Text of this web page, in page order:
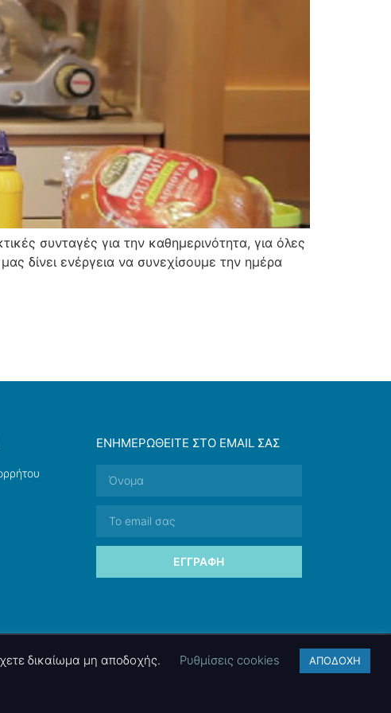
συνταγές για την καθημερινότητα, για όλες
δίνει ενέργεια να συνεχίσουμε την ημέρα
ΕΝΗΜΕΡΩΘΕΊΤΕ ΣΤΟ EMAIL ΣΑΣ
ΕΓΓΡΑΦΉ
δικαίωμα μη αποδοχής. Ρυθμίσεις cookies ΑΠΟΔΟΧΗ